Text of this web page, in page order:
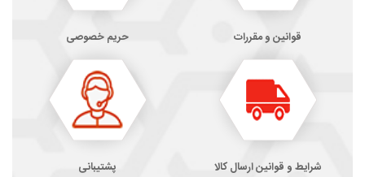
قوانین و مقررات حریم خصوصی
شرایط و قوانین ارسال کالا پشتیبانی